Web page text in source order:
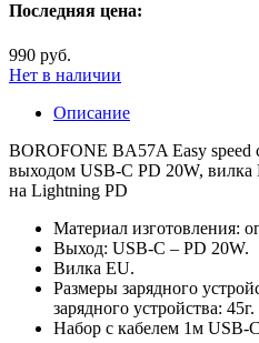
Последняя цена:
990 руб.
Нет в наличии
Описание
BOROFONE BA57A Easy speed
выходом USB-C PD 20W, вилка
на Lightning PD
Материал изготовления:
Выход: USB-C – PD 20W.
Вилка EU.
Размеры зарядного
зарядного устройства:
Набор с кабелем 1м USB-